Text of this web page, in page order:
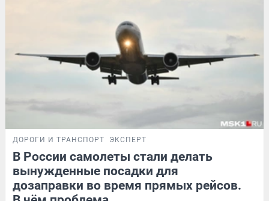
ДОРОГИ И ТРАНСПОРТ ЭКСПЕРТ
В России самолеты стали делать
вынужденные посадки для
дозаправки во время прямых рейсов.